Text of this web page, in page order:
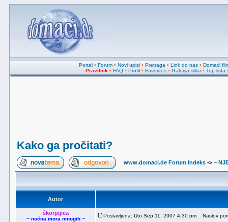
Portal• Forum• Novi upisi• Pretraga • Link do nas• Domaći
Pravilnik • FAQ • Profil • Favorites • Galerija slika • Top lista
Kako ga pročitati?
www.domaci.de Forum Indeks -> ~
Autor
škorpijica
~ noćna mora mnogih ~
Postavljena: Uto Sep 11, 2007 4:30 pm Naslov